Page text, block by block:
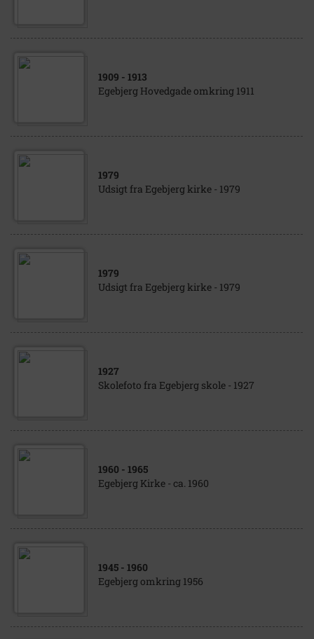
1909 - 1913
Egebjerg Hovedgade omkring 1911
1979
Udsigt fra Egebjerg kirke - 1979
1979
Udsigt fra Egebjerg kirke - 1979
1927
Skolefoto fra Egebjerg skole - 1927
1960 - 1965
Egebjerg Kirke - ca. 1960
1945 - 1960
Egebjerg omkring 1956